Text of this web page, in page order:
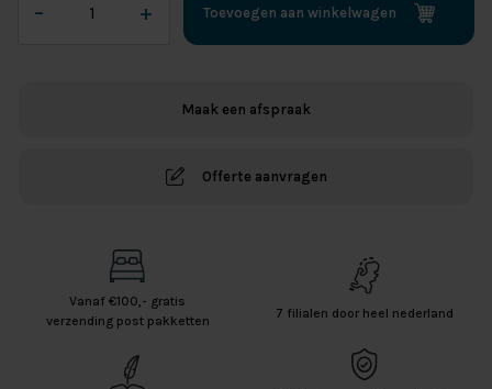
–
LINE
+ Toevoegen aan winkelwagen
Maak een afspraak
Offerte aanvragen
Vanaf €100,- gratis
verzending post pakketten
7 filialen door heel nederland